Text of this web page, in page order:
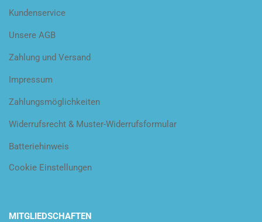
Kundenservice
Unsere AGB
Zahlung und Versand
Impressum
Zahlungsmöglichkeiten
Widerrufsrecht & Muster-Widerrufsformular
Batteriehinweis
Cookie Einstellungen
MITGLIEDSCHAFTEN